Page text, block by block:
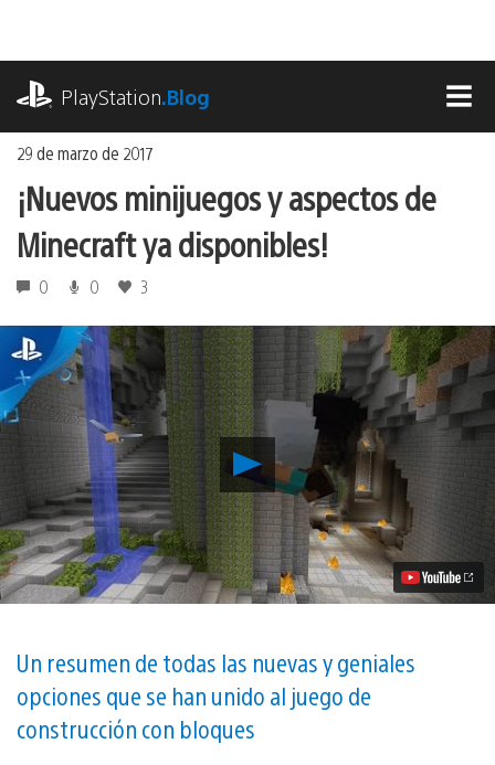
contenido
PlayStation.Blog
29 de marzo de 2017
¡Nuevos minijuegos y aspectos de
Minecraft ya disponibles!
0 0 3
Reproducir
¡Nuevos
minijuegos
y
aspectos
de
Minecraft
ya
Un resumen de todas las nuevas y geniales
opciones que se han unido al juego de
construcción con bloques